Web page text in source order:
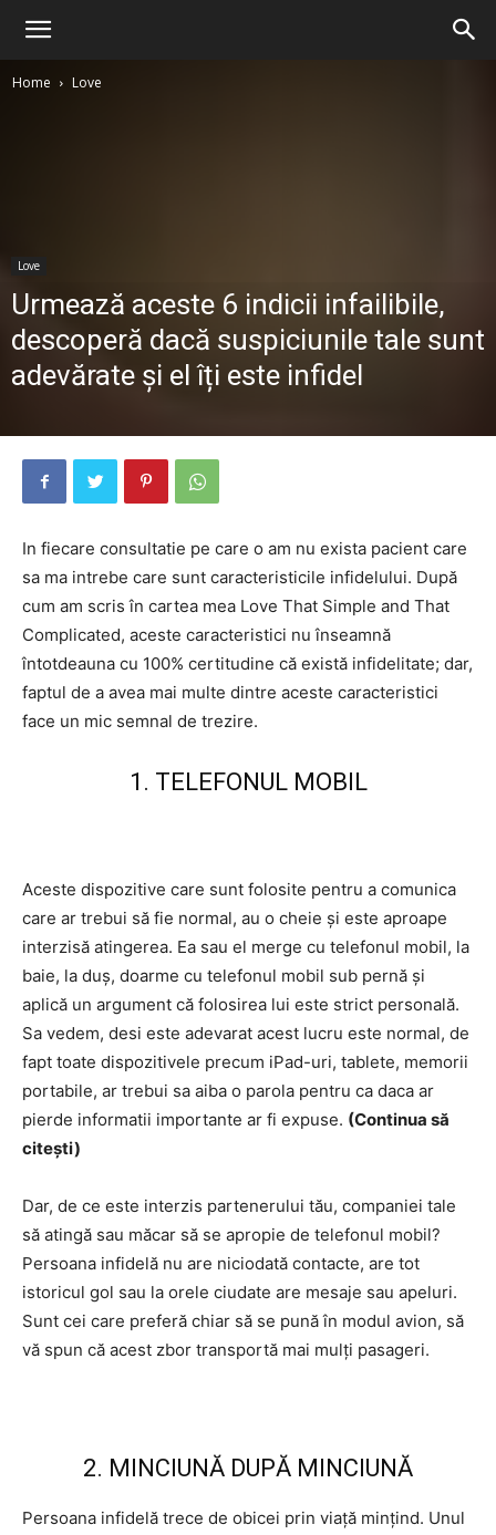
Home Love
Love
Urmează aceste 6 indicii infailibile,
descoperă dacă suspiciunile tale sunt
adevărate și el îți este infidel
In fiecare consultatie pe care o am nu exista pacient care
sa ma intrebe care sunt caracteristicile infidelului. După
cum am scris în cartea mea Love That Simple and That
Complicated, aceste caracteristici nu înseamnă
întotdeauna cu 100% certitudine că există infidelitate; dar,
faptul de a avea mai multe dintre aceste caracteristici
face un mic semnal de trezire.
1. TELEFONUL MOBIL
Aceste dispozitive care sunt folosite pentru a comunica
care ar trebui să fie normal, au o cheie și este aproape
interzisă atingerea. Ea sau el merge cu telefonul mobil, la
baie, la duș, doarme cu telefonul mobil sub pernă și
aplică un argument că folosirea lui este strict personală.
Sa vedem, desi este adevarat acest lucru este normal, de
fapt toate dispozitivele precum iPad-uri, tablete, memorii
portabile, ar trebui sa aiba o parola pentru ca daca ar
pierde informatii importante ar fi expuse. (Continua să
citești)
Dar, de ce este interzis partenerului tău, companiei tale
să atingă sau măcar să se apropie de telefonul mobil?
Persoana infidelă nu are niciodată contacte, are tot
istoricul gol sau la orele ciudate are mesaje sau apeluri.
Sunt cei care preferă chiar să se pună în modul avion, să
vă spun că acest zbor transportă mai mulți pasageri.
2. MINCIUNĂ DUPĂ MINCIUNĂ
Persoana infidelă trece de obicei prin viață mințind. Unul